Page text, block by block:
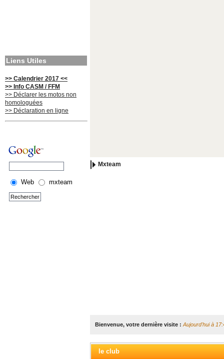
Liens Utiles
>> Calendrier 2017 <<
>> Info CASM / FFM
>> Déclarer les motos non
homologuées
>> Déclaration en ligne
Web mxteam
Mxteam
Bienvenue, votre dernière visite : Aujourd'hui à
le club